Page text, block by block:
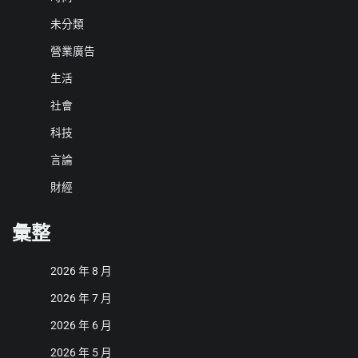
未分類
營業廣告
生活
社會
科技
言論
財經
彙整
2026 年 8 月
2026 年 7 月
2026 年 6 月
2026 年 5 月